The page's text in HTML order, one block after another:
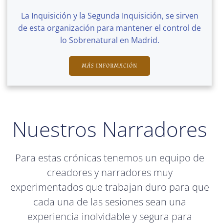
La Inquisición y la Segunda Inquisición, se sirven
de esta organización para mantener el control de
lo Sobrenatural en Madrid.
MÁS INFORMACIÓN
Nuestros Narradores
Para estas crónicas tenemos un equipo de
creadores y narradores muy
experimentados que trabajan duro para que
cada una de las sesiones sean una
experiencia inolvidable y segura para